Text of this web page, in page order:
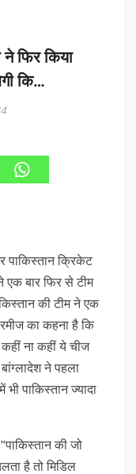
ने फिर किया
कि…
पाकिस्तान क्रिकेट
एक बार फिर से टीम
की टीम ने एक
का कहना है कि
कहीं ना कहीं ये चीज
ने पहला
पाकिस्तान ज्यादा
की जो
है तो मिडिल